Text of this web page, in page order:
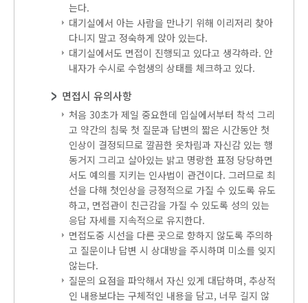
는다.
대기실에서 아는 사람을 만나기 위해 이리저리 찾아
다니지 말고 정숙하게 앉아 있는다.
대기실에서도 면접이 진행되고 있다고 생각하라. 안
내자가 수시로 수험생의 상태를 체크하고 있다.
면접시 유의사항
처음 30초가 제일 중요한데 입실에서부터 착석 그리
고 약간의 침묵 첫 질문과 답변의 짧은 시간동안 첫
인상이 결정되므로 깔끔한 옷차림과 자신감 있는 행
동거지 그리고 살아있는 밝고 명랑한 표정 당당하면
서도 예의를 지키는 인사법이 관건이다. 그러므로 최
선을 다해 첫인상을 긍정적으로 가질 수 있도록 유도
하고, 면접관이 친근감을 가질 수 있도록 성의 있는
응답 자세를 지속적으로 유지한다.
면접도중 시선을 다른 곳으로 향하지 않도록 주의하
고 질문이나 답변 시 상대방을 주시하며 미소를 잊지
않는다.
질문의 요점을 파악해서 자신 있게 대답하며, 추상적
인 내용보다는 구체적인 내용을 담고, 너무 길지 않